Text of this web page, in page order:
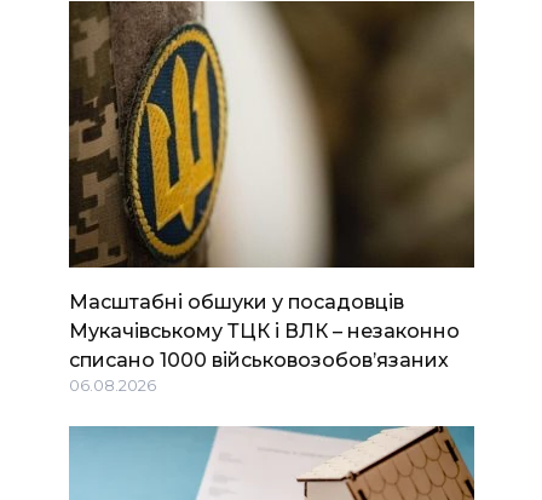
Масштабні обшуки у посадовців
Мукачівському ТЦК і ВЛК – незаконно
списано 1000 військовозобов’язаних
06.08.2026